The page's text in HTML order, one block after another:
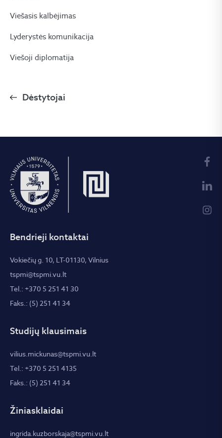
Viešasis kalbėjimas
Lyderystės komunikacija
Viešoji diplomatija
Dėstytojai
Bendrieji kontaktai
Vokiečių g. 10, LT-01130, Vilnius
tspmi@tspmi.vu.lt
Tel.: +370 5 251 41 30
Faks.: (5) 251 41 34
Studijų klausimais
vilius.mickunas@tspmi.vu.lt
Tel.: +370 5 251 4135
Faks.: (5) 251 41 34
Žiniasklaidai
ingrida.kuzborskaja@tspmi.vu.lt